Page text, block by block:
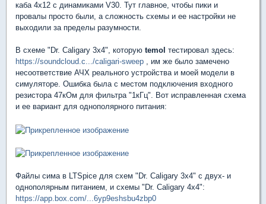
каба 4х12 с динамиками V30. Тут главное, чтобы пики и
провалы просто были, а сложность схемы и ее настройки не
выходили за пределы разумности.
В схеме "Dr. Caligary 3x4", которую temol тестировал здесь:
https://soundcloud.c.../caligari-sweep , им же было замечено
несоответствие АЧХ реального устройства и моей модели в
симуляторе. Ошибка была с местом подключения входного
резистора 47кОм для фильтра "1кГц". Вот исправленная схема
и ее вариант для однополярного питания:
Файлы сима в LTSpice для схем "Dr. Caligary 3x4" с двух- и
однополярным питанием, и схемы "Dr. Caligary 4x4":
https://app.box.com/...6yp9eshsbu4zbp0